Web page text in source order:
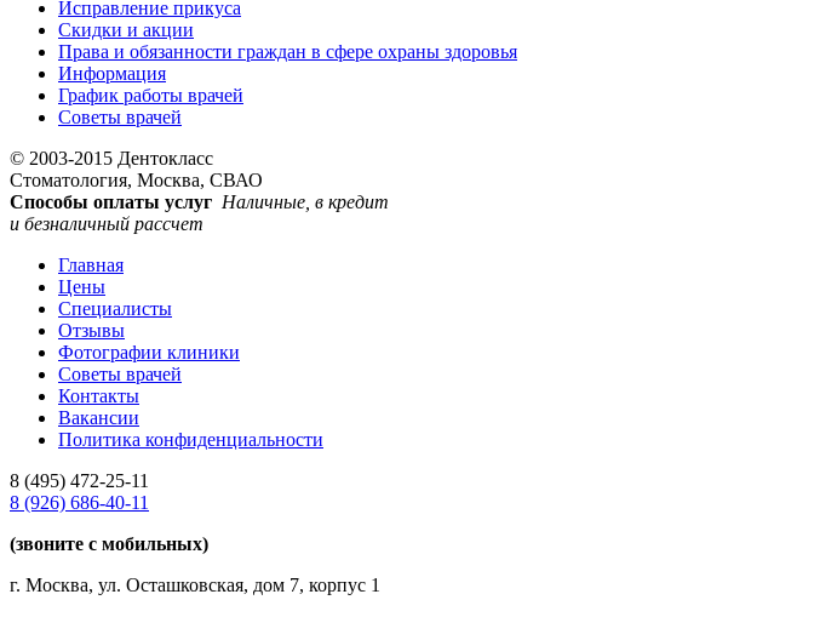
Исправление прикуса
Скидки и акции
Права и обязанности граждан в сфере охраны здоровья
Информация
График работы врачей
Советы врачей
© 2003-2015 Дентокласс
Стоматология, Москва, СВАО
Способы оплаты услуг Наличные, в кредит
и безналичный рассчет
Главная
Цены
Специалисты
Отзывы
Фотографии клиники
Советы врачей
Контакты
Вакансии
Политика конфиденциальности
8 (495) 472-25-11
8 (926) 686-40-11
(звоните с мобильных)
г. Москва, ул. Осташковская, дом 7, корпус 1